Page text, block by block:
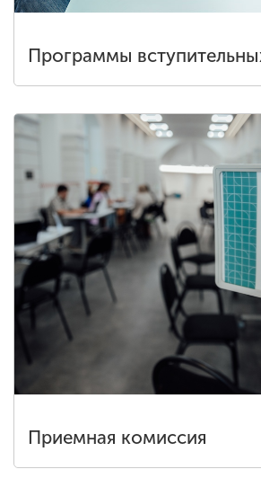
Программы
Приемная комиссия